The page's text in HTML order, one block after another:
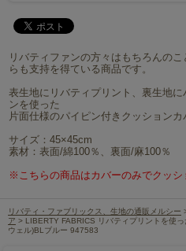
リバティファンの方々はもちろんの
らも支持を得ている商品です。
表生地にリバティプリント、裏生地
ンを使った
片面仕様のパイピン付きクッションカ
サイズ：45×45cm
素材：表面/綿100％、裏面/麻100％
※こちらの商品はカバーのみでクッシ
リバティ・ファブリックス、生地の通販メルシー
ア > LIBERTY FABRICS リバティプリントを使
ウェル)BLブルー 947583